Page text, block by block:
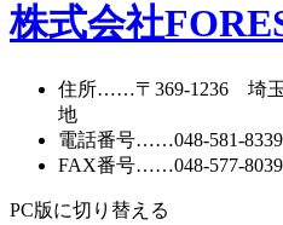
株式会社
住所……〒369-1236 埼
地
電話番号……048-581-8339
FAX番号……048-577-8039
PC版に切り替える